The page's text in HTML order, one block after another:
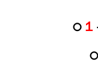
○ １
○